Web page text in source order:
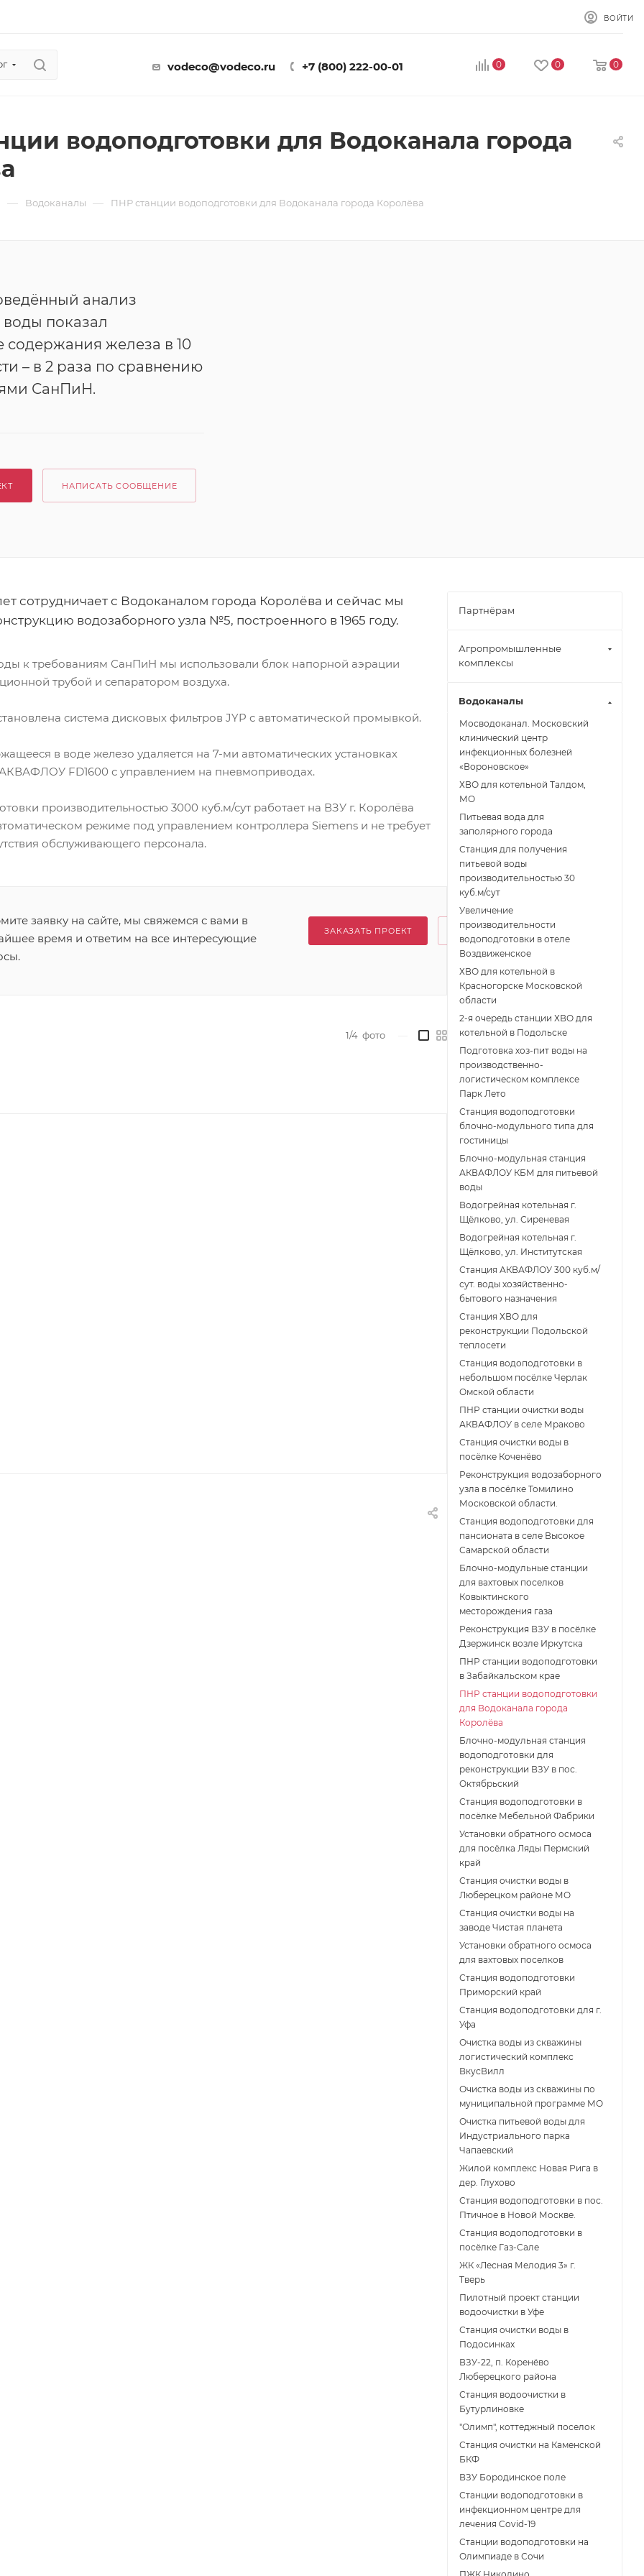
ВОЙТИ
vodeco@vodeco.ru +7 (800) 222-00-01 0 0 0
водоподготовки для Водоканала города
— Водоканалы — ПНР станции водоподготовки для Водоканала города Королёва
анализ
показал
железа в 10
– в 2 раза по сравнению
СанПиН.
НАПИСАТЬ СООБЩЕНИЕ
сотрудничает с Водоканалом города Королёва и сейчас мы
водозаборного узла №5, построенного в 1965 году.
к требованиям СанПиН мы использовали блок напорной аэрации
трубой и сепаратором воздуха.
система дисковых фильтров JYP с автоматической промывкой.
в воде железо удаляется на 7-ми автоматических установках
FD1600 с управлением на пневмоприводах.
производительностью 3000 куб.м/сут работает на ВЗУ г. Королёва
режиме под управлением контроллера Siemens и не требует
обслуживающего персонала.
заявку на сайте, мы свяжемся с вами в
время и ответим на все интересующие
ЗАКАЗАТЬ ПРОЕКТ
1/4 фото
Партнёрам
Агропромышленные
комплексы
Водоканалы
Мосводоканал. Московский
клинический центр
инфекционных болезней
«Вороновское»
ХВО для котельной Талдом,
МО
Питьевая вода для
заполярного города
Станция для получения
питьевой воды
производительностью 30
куб.м/сут
Увеличение
производительности
водоподготовки в отеле
Воздвиженское
ХВО для котельной в
Красногорске Московской
области
2-я очередь станции ХВО для
котельной в Подольске
Подготовка хоз-пит воды на
производственно-
логистическом комплексе
Парк Лето
Станция водоподготовки
блочно-модульного типа для
гостиницы
Блочно-модульная станция
АКВАФЛОУ КБМ для питьевой
воды
Водогрейная котельная г.
Щёлково, ул. Сиреневая
Водогрейная котельная г.
Щёлково, ул. Институтская
Станция АКВАФЛОУ 300 куб.м/
сут. воды хозяйственно-
бытового назначения
Станция ХВО для
реконструкции Подольской
теплосети
Станция водоподготовки в
небольшом посёлке Черлак
Омской области
ПНР станции очистки воды
АКВАФЛОУ в селе Мраково
Станция очистки воды в
посёлке Коченёво
Реконструкция водозаборного
узла в посёлке Томилино
Московской области.
Станция водоподготовки для
пансионата в селе Высокое
Самарской области
Блочно-модульные станции
для вахтовых поселков
Ковыктинского
месторождения газа
Реконструкция ВЗУ в посёлке
Дзержинск возле Иркутска
ПНР станции водоподготовки
в Забайкальском крае
ПНР станции водоподготовки
для Водоканала города
Королёва
Блочно-модульная станция
водоподготовки для
реконструкции ВЗУ в пос.
Октябрьский
Станция водоподготовки в
посёлке Мебельной Фабрики
Установки обратного осмоса
для посёлка Ляды Пермский
край
Станция очистки воды в
Люберецком районе МО
Станция очистки воды на
заводе Чистая планета
Установки обратного осмоса
для вахтовых поселков
Станция водоподготовки
Приморский край
Станция водоподготовки для г.
Уфа
Очистка воды из скважины
логистический комплекс
ВкусВилл
Очистка воды из скважины по
муниципальной программе МО
Очистка питьевой воды для
Индустриального парка
Чапаевский
Жилой комплекс Новая Рига в
дер. Глухово
Станция водоподготовки в пос.
Птичное в Новой Москве.
Станция водоподготовки в
поcёлке Газ-Сале
ЖК «Лесная Мелодия 3» г.
Тверь
Пилотный проект станции
водоочистки в Уфе
Станция очистки воды в
Подосинках
ВЗУ-22, п. Коренёво
Люберецкого района
Станция водоочистки в
Бутурлиновке
"Олимп", коттеджный поселок
Станция очистки на Каменской
БКФ
ВЗУ Бородинское поле
Станции водоподготовки в
инфекционном центре для
лечения Covid-19
Станции водоподготовки на
Олимпиаде в Сочи